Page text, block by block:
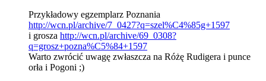
Przykładowy egzemplarz Poznania
http://wcn.pl/archive/7_0427?q=szel%C4%85g+1597
i grosza http://wcn.pl/archive/69_0308?
q=grosz+pozna%C5%84+1597
Warto zwrócić uwagę zwłaszcza na Różę Rudigera i punce
orła i Pogoni ;)